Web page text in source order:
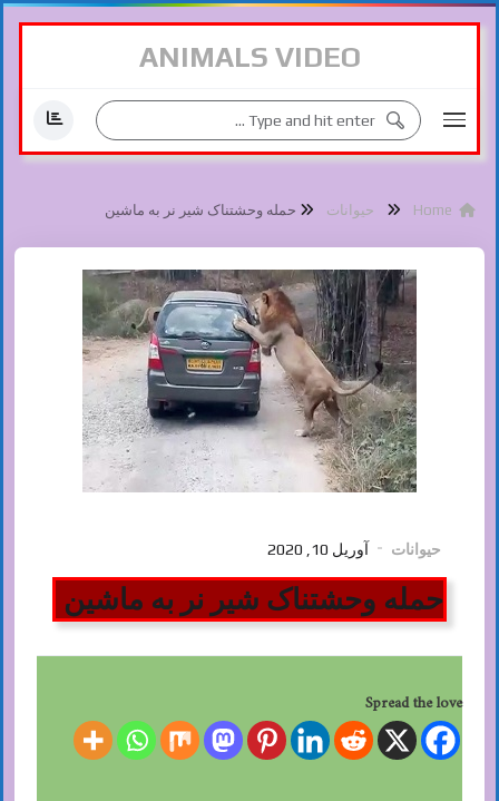
ANIMALS VIDEO
حیوانات حمله وحشتناک شیر نر به ماشین
حیوانات آوریل 10, 2020
حمله وحشتناک شیر نر به ماشین
Spread the love